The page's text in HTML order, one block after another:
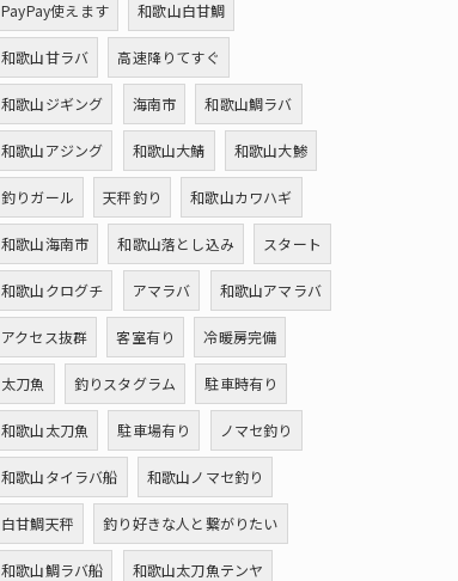
PayPay使えます 和歌山白甘鯛
和歌山甘ラバ 高速降りてすぐ
和歌山ジギング 海南市 和歌山鯛ラバ
和歌山アジング 和歌山大鯖 和歌山大鯵
釣りガール 天秤釣り 和歌山カワハギ
和歌山海南市 和歌山落とし込み スタート
和歌山クログチ アマラバ 和歌山アマラバ
アクセス抜群 客室有り 冷暖房完備
太刀魚 釣りスタグラム 駐車時有り
和歌山太刀魚 駐車場有り ノマセ釣り
和歌山タイラバ船 和歌山ノマセ釣り
白甘鯛天秤 釣り好きな人と繋がりたい
和歌山鯛ラバ船 和歌山太刀魚テンヤ